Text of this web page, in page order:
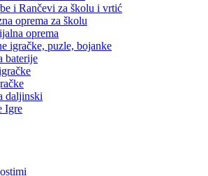
i Rančevi za školu i vrtić
oprema za školu
oprema
igračke, puzle, bojanke
baterije
daljinski
Igre